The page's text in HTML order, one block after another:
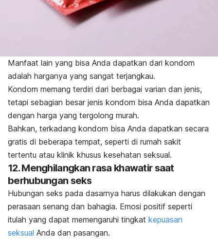
Manfaat lain yang bisa Anda dapatkan dari kondom
adalah harganya yang sangat terjangkau.
Kondom memang terdiri dari berbagai varian dan jenis,
tetapi sebagian besar jenis kondom bisa Anda dapatkan
dengan harga yang tergolong murah.
Bahkan, terkadang kondom bisa Anda dapatkan secara
gratis di beberapa tempat, seperti di rumah sakit
tertentu atau klinik khusus kesehatan seksual.
12. Menghilangkan rasa khawatir saat
berhubungan seks
Hubungan seks pada dasarnya harus dilakukan dengan
perasaan senang dan bahagia. Emosi positif seperti
itulah yang dapat memengaruhi tingkat kepuasan
seksual Anda dan pasangan.